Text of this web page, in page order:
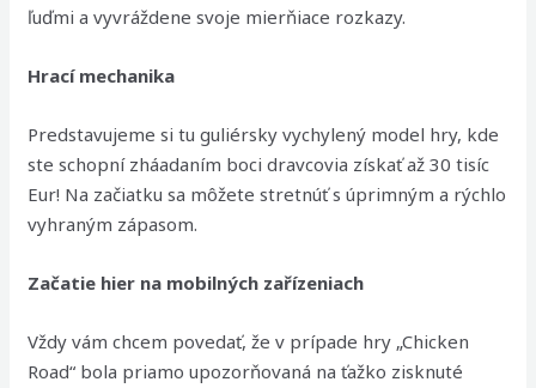
ľuďmi a vyvráždene svoje mierňiace rozkazy.
Hrací mechanika
Predstavujeme si tu guliérsky vychylený model hry, kde
ste schopní zháadaním boci dravcovia získať až 30 tisíc
Eur! Na začiatku sa môžete stretnúť s úprimným a rýchlo
vyhraným zápasom.
Začatie hier na mobilných zařízeniach
Vždy vám chcem povedať, že v prípade hry „Chicken
Road“ bola priamo upozorňovaná na ťažko zisknuté